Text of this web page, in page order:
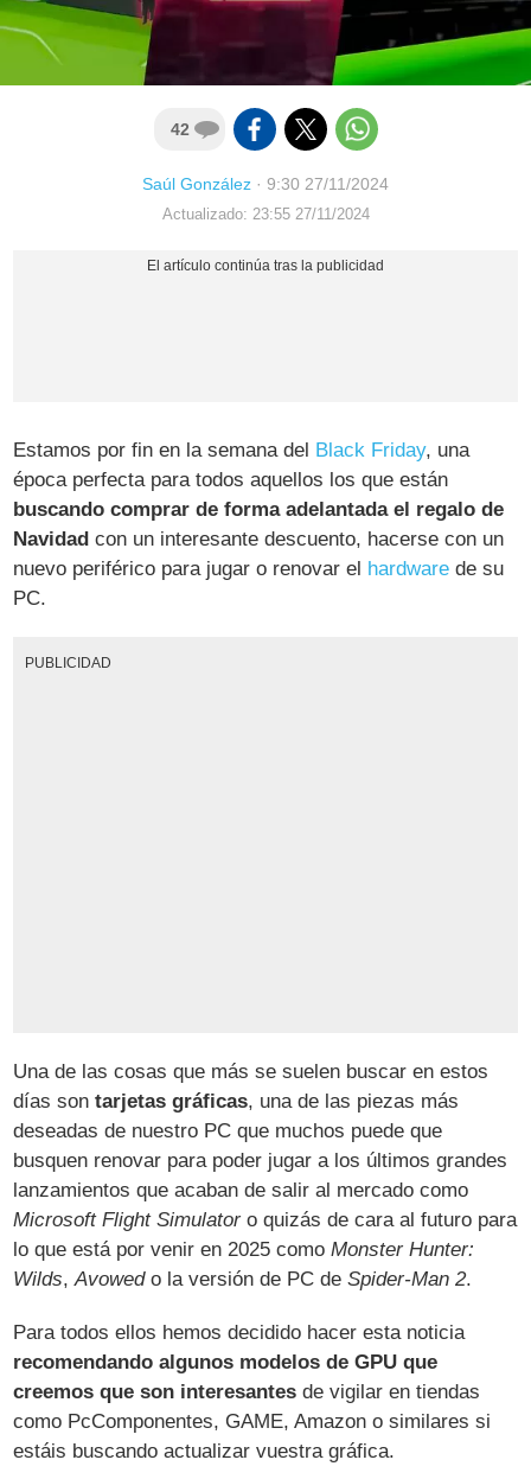
42
Saúl González · 9:30 27/11/2024
Actualizado: 23:55 27/11/2024
Estamos por fin en la semana del Black Friday, una
época perfecta para todos aquellos los que están
buscando comprar de forma adelantada el regalo de
Navidad con un interesante descuento, hacerse con un
nuevo periférico para jugar o renovar el hardware de su
PC.
PUBLICIDAD
Una de las cosas que más se suelen buscar en estos
días sontarjetas gráficas, una de las piezas más
deseadas de nuestro PC que muchos puede que
busquen renovar para poder jugar a los últimos grandes
lanzamientos que acaban de salir al mercado como
Microsoft Flight Simulatoro quizás de cara al futuro para
lo que está por venir en 2025 comoMonster Hunter:
Wilds,Avowedo la versión de PC deSpider-Man 2.
Para todos ellos hemos decidido hacer esta noticia
recomendando algunos modelos de GPU que
creemos que son interesantes de vigilar en tiendas
como PcComponentes, GAME, Amazon o similares si
estáis buscando actualizar vuestra gráfica.